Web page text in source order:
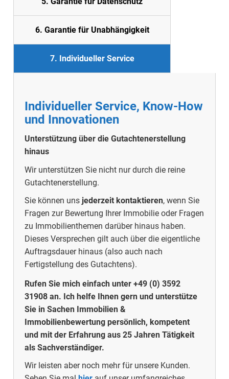
6. Garantie für Unabhängigkeit
7. Individueller Service
Individueller Service, Know-How
und Innovationen
Unterstützung über die Gutachtenerstellung
hinaus
Wir unterstützen Sie nicht nur durch die reine
Gutachtenerstellung.
Sie können uns jederzeit kontaktieren, wenn Sie
Fragen zur Bewertung Ihrer Immobilie oder Fragen
zu Immobilienthemen darüber hinaus haben.
Dieses Versprechen gilt auch über die eigentliche
Auftragsdauer hinaus (also auch nach
Fertigstellung des Gutachtens).
Rufen Sie mich einfach unter +49 (0) 3592
31908 an. Ich helfe Ihnen gern und unterstütze
Sie in Sachen Immobilien &
Immobilienbewertung persönlich, kompetent
und mit der Erfahrung aus 25 Jahren Tätigkeit
als Sachverständiger.
Wir leisten aber noch mehr für unsere Kunden.